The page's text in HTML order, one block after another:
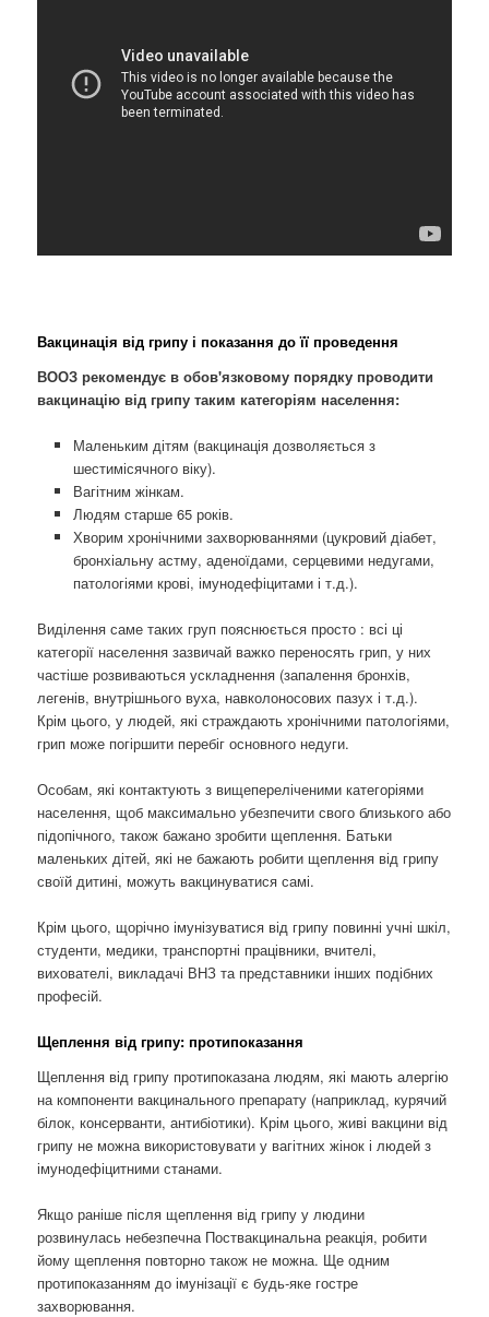
Вакцинація від грипу і показання до її проведення
ВООЗ рекомендує в обов'язковому порядку проводити
вакцинацію від грипу таким категоріям населення:
Маленьким дітям (вакцинація дозволяється з
шестимісячного віку).
Вагітним жінкам.
Людям старше 65 років.
Хворим хронічними захворюваннями (цукровий діабет,
бронхіальну астму, аденоїдами, серцевими недугами,
патологіями крові, імунодефіцитами і т.д.).
Виділення саме таких груп пояснюється просто : всі ці
категорії населення зазвичай важко переносять грип, у них
частіше розвиваються ускладнення (запалення бронхів,
легенів, внутрішнього вуха, навколоносових пазух і т.д.).
Крім цього, у людей, які страждають хронічними патологіями,
грип може погіршити перебіг основного недуги.
Особам, які контактують з вищепереліченими категоріями
населення, щоб максимально убезпечити свого близького або
підопічного, також бажано зробити щеплення. Батьки
маленьких дітей, які не бажають робити щеплення від грипу
своїй дитині, можуть вакцинуватися самі.
Крім цього, щорічно імунізуватися від грипу повинні учні шкіл,
студенти, медики, транспортні працівники, вчителі,
вихователі, викладачі ВНЗ та представники інших подібних
професій.
Щеплення від грипу: протипоказання
Щеплення від грипу протипоказана людям, які мають алергію
на компоненти вакцинального препарату (наприклад, курячий
білок, консерванти, антибіотики). Крім цього, живі вакцини від
грипу не можна використовувати у вагітних жінок і людей з
імунодефіцитними станами.
Якщо раніше після щеплення від грипу у людини
розвинулась небезпечна Поствакцинальна реакція, робити
йому щеплення повторно також не можна. Ще одним
протипоказанням до імунізації є будь-яке гостре
захворювання.